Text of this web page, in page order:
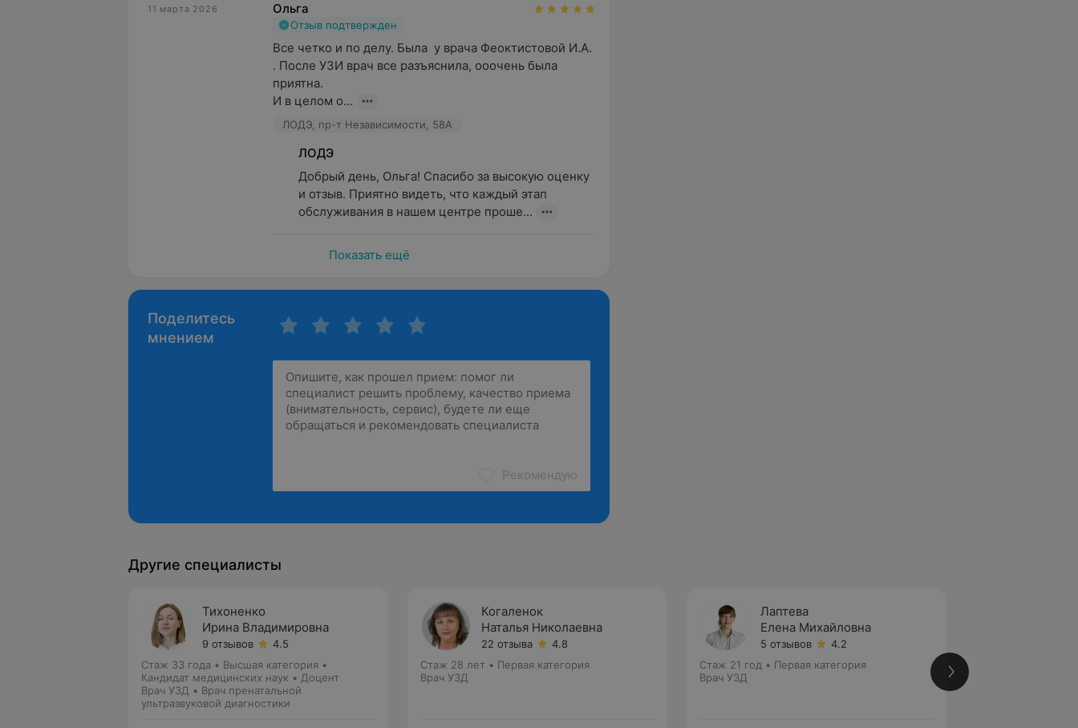
11 марта 2026 Ольга
Отзыв подтвержден
Все четко и по делу. Была  у врача Феоктистовой И.А.
. После УЗИ врач все разъяснила, ооочень была
приятна.
И в целом о...
ЛОДЭ, пр-т Независимости, 58А
ЛОДЭ
Добрый день, Ольга! Спасибо за высокую оценку
и отзыв. Приятно видеть, что каждый этап
обслуживания в нашем центре проше...
Показать ещё
Поделитесь
мнением
Рекомендую
Другие специалисты
Тихоненко
Ирина Владимировна
9 отзывов
4.5
Стаж 33 года • Высшая категория •
Кандидат медицинских наук • Доцент
Врач УЗД • Врач пренатальной
ультразвуковой диагностики
Когаленок
Наталья Николаевна
22 отзыва
4.8
Стаж 28 лет • Первая категория
Врач УЗД
Лаптева
Елена Михайловна
5 отзывов
4.2
Стаж 21 год • Первая категория
Врач УЗД